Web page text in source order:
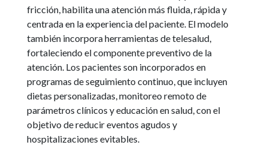
fricción, habilita una atención más fluida, rápida y
centrada en la experiencia del paciente. El modelo
también incorpora herramientas de telesalud,
fortaleciendo el componente preventivo de la
atención. Los pacientes son incorporados en
programas de seguimiento continuo, que incluyen
dietas personalizadas, monitoreo remoto de
parámetros clínicos y educación en salud, con el
objetivo de reducir eventos agudos y
hospitalizaciones evitables.